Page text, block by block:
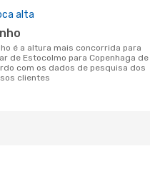
alta
de Estocolmo para Copenhaga de
com os dados de pesquisa dos
clientes